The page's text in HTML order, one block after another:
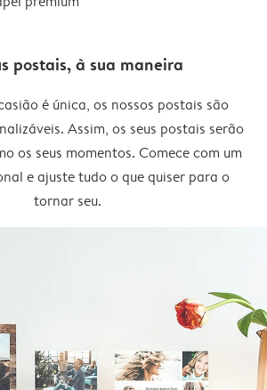
postais, à sua maneira
é única, os nossos postais são
Assim, os seus postais serão
os seus momentos. Comece com um
e ajuste tudo o que quiser para o
tornar seu.